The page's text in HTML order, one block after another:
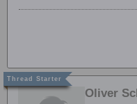
Oliver